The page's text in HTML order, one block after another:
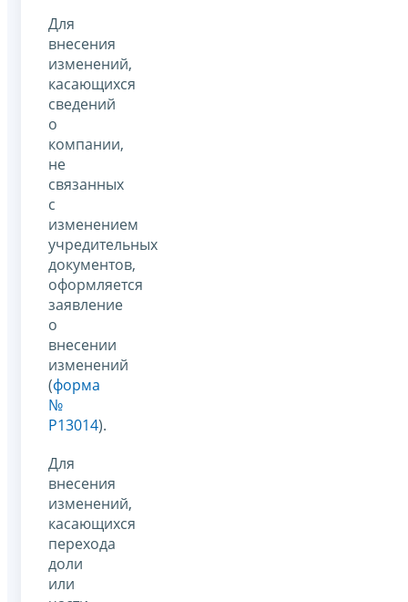
Для
внесения
изменений,
касающихся
сведений
о
компании,
не
связанных
с
изменением
учредительных
документов,
оформляется
заявление
о
внесении
изменений
(форма
№
Р13014).
Для
внесения
изменений,
касающихся
перехода
доли
или